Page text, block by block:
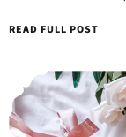
READ FULL POST